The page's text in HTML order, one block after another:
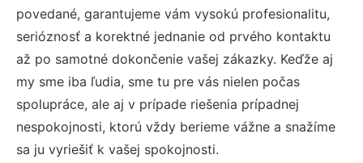
povedané, garantujeme vám vysokú profesionalitu,
serióznosť a korektné jednanie od prvého kontaktu
až po samotné dokončenie vašej zákazky. Keďže aj
my sme iba ľudia, sme tu pre vás nielen počas
spolupráce, ale aj v prípade riešenia prípadnej
nespokojnosti, ktorú vždy berieme vážne a snažíme
sa ju vyriešiť k vašej spokojnosti.